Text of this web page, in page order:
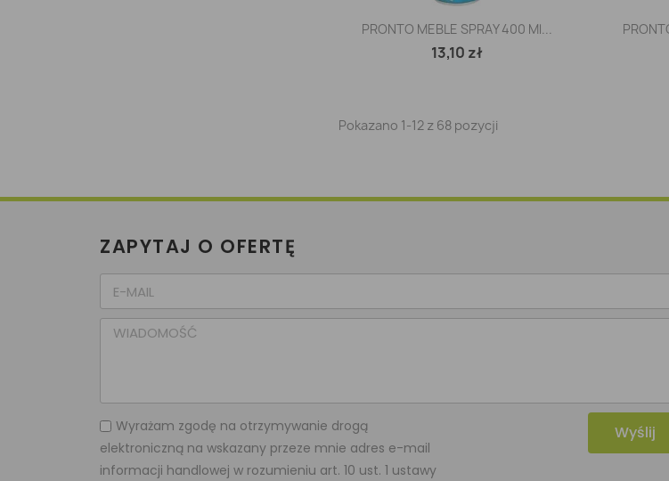
 Szybki podgląd
PRONTO MEBLE SPRAY 400 Ml...
13,10 zł
Pokazano 1-12 z 68 pozycji
ZAPYTAJ O OFERTĘ
Wyrażam zgodę na otrzymywanie drogą
elektroniczną na wskazany przeze mnie adres e-mail
informacji handlowej w rozumieniu art. 10 ust. 1 ustawy
Wyślij